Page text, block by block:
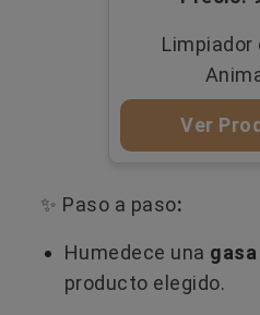
Limpiador
Ver
✨ Paso a paso:
Humedece una
producto elegido.